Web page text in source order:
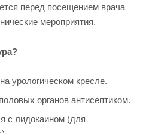
перед посещением врача
мероприятия.
урологическом кресле.
органов антисептиком.
с лидокаином (для